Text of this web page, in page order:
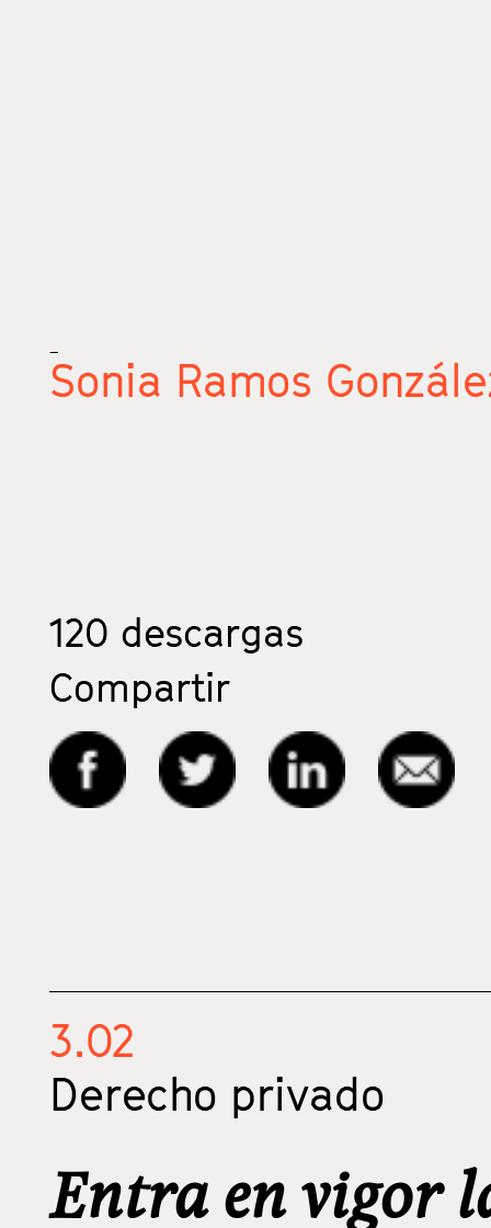
_
Sonia Ramos
120 descargas
Compartir
3.02
Derecho privado
Entra en vigor